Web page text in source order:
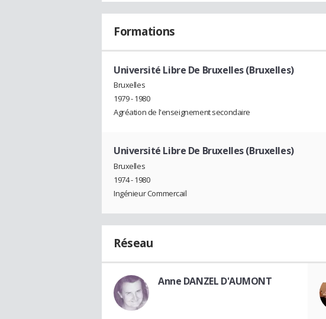
Formations
Université Libre De Bruxelles (Bruxelles)
Bruxelles
1979 - 1980
Agréation de l'enseignement secondaire
Université Libre De Bruxelles (Bruxelles)
Bruxelles
1974 - 1980
Ingénieur Commercail
Réseau
Anne DANZEL D'AUMONT